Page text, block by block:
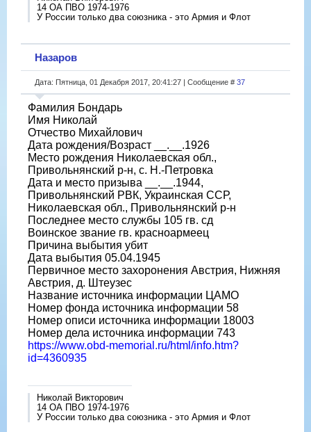
14 ОА ПВО 1974-1976
У России только два союзника - это Армия и Флот
Назаров
Дата: Пятница, 01 Декабря 2017, 20:41:27 | Сообщение # 37
Фамилия Бондарь
Имя Николай
Отчество Михайлович
Дата рождения/Возраст __.__.1926
Место рождения Николаевская обл.,
Привольнянский р-н, с. Н.-Петровка
Дата и место призыва __.__.1944,
Привольнянский РВК, Украинская ССР,
Николаевская обл., Привольнянский р-н
Последнее место службы 105 гв. сд
Воинское звание гв. красноармеец
Причина выбытия убит
Дата выбытия 05.04.1945
Первичное место захоронения Австрия, Нижняя
Австрия, д. Штеузес
Название источника информации ЦАМО
Номер фонда источника информации 58
Номер описи источника информации 18003
Номер дела источника информации 743
https://www.obd-memorial.ru/html/info.htm?
id=4360935
Николай Викторович
14 ОА ПВО 1974-1976
У России только два союзника - это Армия и Флот